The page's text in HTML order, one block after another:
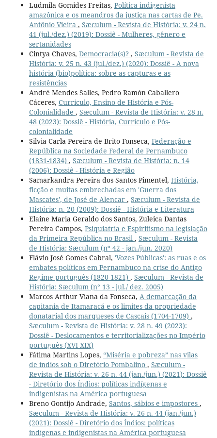
Ludmila Gomides Freitas, Política indigenista
amazônica e os meandros da justiça nas cartas de Pe.
Antônio Vieira , Sæculum - Revista de História: v. 24 n.
41 (jul./dez.) (2019): Dossiê - Mulheres, gênero e
sertanidades
Cintya Chaves, Democracia(s)? , Sæculum - Revista de
História: v. 25 n. 43 (jul./dez.) (2020): Dossiê - A nova
história (bio)política: sobre as capturas e as
resistências
André Mendes Salles, Pedro Ramón Caballero
Cáceres, Currículo, Ensino de História e Pós-
Colonialidade , Sæculum - Revista de História: v. 28 n.
48 (2023): Dossiê - História, Currículo e Pós-
colonialidade
Silvia Carla Pereira de Brito Fonseca, Federação e
República na Sociedade Federal de Pernambuco
(1831-1834) , Sæculum - Revista de História: n. 14
(2006): Dossiê - História e Região
Samarkandra Pereira dos Santos Pimentel, História,
ficção e muitas embrechadas em 'Guerra dos
Mascates', de José de Alencar , Sæculum - Revista de
História: n. 20 (2009): Dossiê - História e Literatura
Elaine Maria Geraldo dos Santos, Zuleica Dantas
Pereira Campos, Psiquiatria e Espiritismo na legislação
da Primeira República no Brasil , Sæculum - Revista
de História: Sæculum (nº 42 - jan./jun. 2020)
Flávio José Gomes Cabral, 'Vozes Públicas': as ruas e os
embates políticos em Pernambuco na crise do Antigo
Regime português (1820-1821) , Sæculum - Revista de
História: Sæculum (n° 13 - jul./ dez. 2005)
Marcos Arthur Viana da Fonseca, A demarcação da
capitania de Itamaracá e os limites da propriedade
donatarial dos marqueses de Cascais (1704-1709) ,
Sæculum - Revista de História: v. 28 n. 49 (2023):
Dossiê - Deslocamentos e territorializações no Império
português (XVI-XIX)
Fátima Martins Lopes, “Miséria e pobreza” nas vilas
de índios sob o Diretório Pombalino , Sæculum -
Revista de História: v. 26 n. 44 (jan./jun.) (2021): Dossiê
- Diretório dos Índios: políticas indígenas e
indigenistas na América portuguesa
Breno Gontijo Andrade, Santos, sábios e impostores ,
Sæculum - Revista de História: v. 26 n. 44 (jan./jun.)
(2021): Dossiê - Diretório dos Índios: políticas
indígenas e indigenistas na América portuguesa